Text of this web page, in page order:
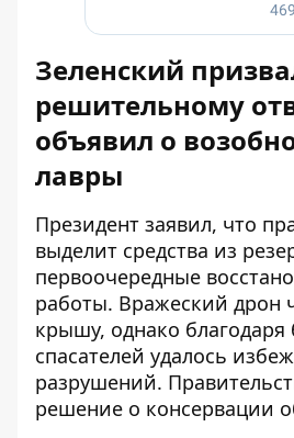
Зеленский
решительному
объявил о
лавры
Президент заявил, что
выделит средства из
первоочередные
работы. Вражеский дрон
крышу, однако
спасателей удалось
разрушений.
решение о консервации